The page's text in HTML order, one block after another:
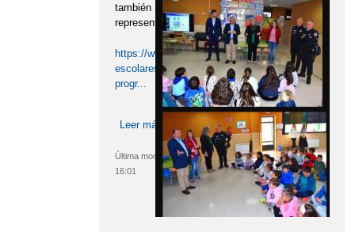
también nuestro Alcalde y otros
representantes del Ayuntamiento.
https://www.puertollano.es/ochocientos-
escolares-se-formaran-en-el-
progr...
Leer más sobre Charla de Educación Vial
Última modificación:06/03/2023 -
16:01